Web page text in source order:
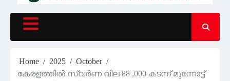
Home 2025
October
കേരളത്തില്‍ സ്വര്‍ണ വില 88 ,000 കടന്ന് മുന്നോട്ട്